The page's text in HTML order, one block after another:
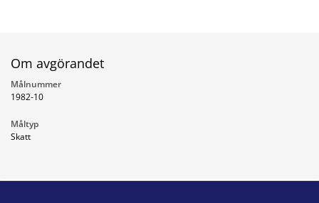
Om avgörandet
Målnummer
1982-10
Måltyp
Skatt